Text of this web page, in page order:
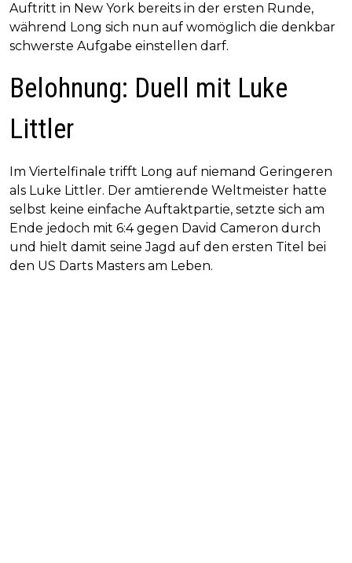
Auftritt in New York bereits in der ersten Runde,
während Long sich nun auf womöglich die denkbar
schwerste Aufgabe einstellen darf.
Belohnung: Duell mit Luke
Littler
Im Viertelfinale trifft Long auf niemand Geringeren
als Luke Littler. Der amtierende Weltmeister hatte
selbst keine einfache Auftaktpartie, setzte sich am
Ende jedoch mit 6:4 gegen David Cameron durch
und hielt damit seine Jagd auf den ersten Titel bei
den US Darts Masters am Leben.